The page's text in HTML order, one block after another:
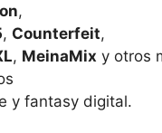
,
, Counterfeit,
, MeinaMix y otros
y fantasy digital.